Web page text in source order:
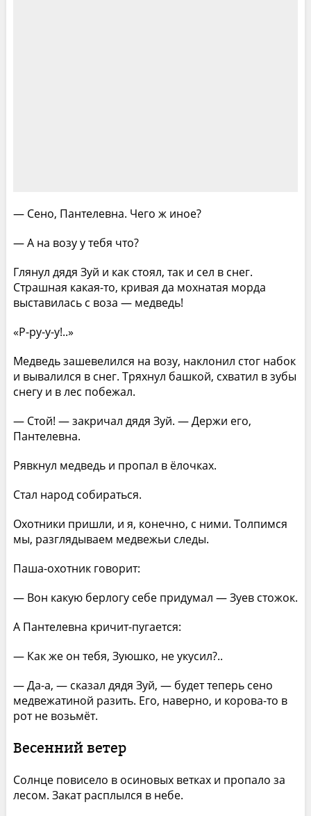
— Сено, Пантелевна. Чего ж иное?
— А на возу у тебя что?
Глянул дядя Зуй и как стоял, так и сел в снег.
Страшная какая-то, кривая да мохнатая морда
выставилась с воза — медведь!
«Р-ру-у-у!..»
Медведь зашевелился на возу, наклонил стог набок
и вывалился в снег. Тряхнул башкой, схватил в зубы
снегу и в лес побежал.
— Стой! — закричал дядя Зуй. — Держи его,
Пантелевна.
Рявкнул медведь и пропал в ёлочках.
Стал народ собираться.
Охотники пришли, и я, конечно, с ними. Толпимся
мы, разглядываем медвежьи следы.
Паша-охотник говорит:
— Вон какую берлогу себе придумал — Зуев стожок.
А Пантелевна кричит-пугается:
— Как же он тебя, Зуюшко, не укусил?..
— Да-а, — сказал дядя Зуй, — будет теперь сено
медвежатиной разить. Его, наверно, и корова-то в
рот не возьмёт.
Весенний ветер
Солнце повисело в осиновых ветках и пропало за
лесом. Закат расплылся в небе.